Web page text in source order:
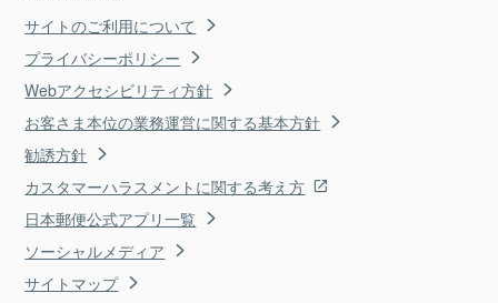
サイトのご利用について
プライバシーポリシー
Webアクセシビリティ方針
お客さま本位の業務運営に関する基本方針
勧誘方針
カスタマーハラスメントに関する考え方
日本郵便公式アプリ一覧
ソーシャルメディア
サイトマップ